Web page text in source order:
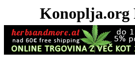
Konoplja.org